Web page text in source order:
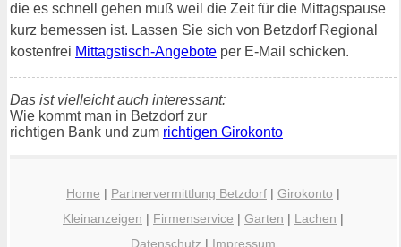
die es schnell gehen muß weil die Zeit für die Mittagspause
kurz bemessen ist. Lassen Sie sich von Betzdorf Regional
kostenfrei Mittagstisch-Angebote per E-Mail schicken.
Das ist vielleicht auch interessant:
Wie kommt man in Betzdorf zur
richtigen Bank und zum richtigen Girokonto
Home | Partnervermittlung Betzdorf | Girokonto |
Kleinanzeigen | Firmenservice | Garten | Lachen |
Datenschutz | Impressum